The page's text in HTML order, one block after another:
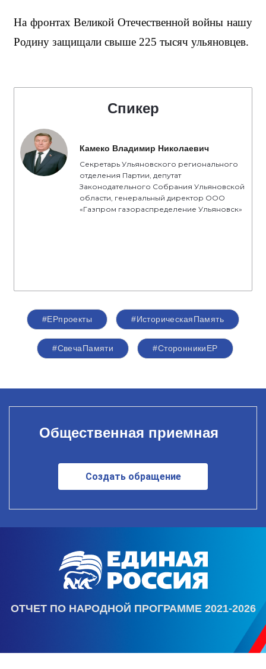
На фронтах Великой Отечественной войны нашу
Родину защищали свыше 225 тысяч ульяновцев.
Спикер
Камеко Владимир Николаевич
Секретарь Ульяновского регионального
отделения Партии, депутат
Законодательного Собрания Ульяновской
области, генеральный директор ООО
«Газпром газораспределение Ульяновск»
#ЕРпроекты #ИсторическаяПамять
#СвечаПамяти #СторонникиЕР
Общественная приемная
Создать обращение
ОТЧЕТ ПО НАРОДНОЙ ПРОГРАММЕ 2021-2026